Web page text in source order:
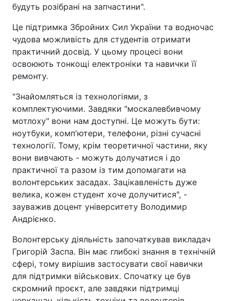
будуть розібрані на запчастини".
Це підтримка Збройних Сил України та водночас
чудова можливість для студентів отримати
практичний досвід. У цьому процесі вони
освоюють тонкощі електроніки та навички її
ремонту.
"Знайомляться із технологіями, з
комплектуючими. Завдяки "москалевбивчому
мотлоху" вони нам доступні. Це можуть бути:
ноутбуки, комп'ютери, телефони, різні сучасні
технології. Тому, крім теоретичної частини, яку
вони вивчають - можуть долучатися і до
практичної та разом із тим допомагати на
волонтерських засадах. Зацікавленість дуже
велика, кожен студент хоче долучитися", -
зауважив доцент університету Володимир
Андрієнко.
Волонтерську діяльність започаткував викладач
Григорій Заспа. Він має глибокі знання в технічній
сфері, тому вирішив застосувати свої навички
для підтримки військових. Спочатку це був
скромний проєкт, але завдяки підтримці